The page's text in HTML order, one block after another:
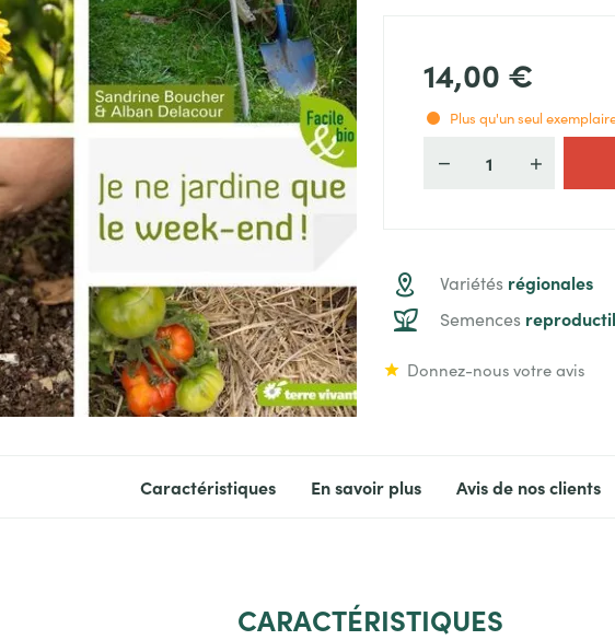
14,00 €
Plus qu'un seul
Quantité
Variétés régionales
Semences
Donnez-nous votre avis
Caractéristiques En savoir plus Avis de nos clients
CARACTÉRISTIQUES